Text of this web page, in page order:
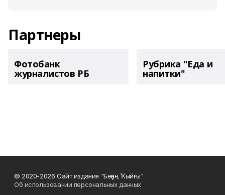
Партнеры
Фотобанк
журналистов РБ
Рубрика "Еда и
напитки"
© 2020-2026 Сайт издания "Беҙҙең Ҡыйғы"
Об использовании персональных данных